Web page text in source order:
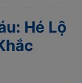
Hé Lộ